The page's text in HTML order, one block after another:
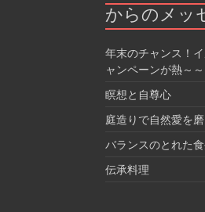
からのメッ
年末のチャンス！
ャンペーンが熱～～
瞑想と自尊心
庭造りで自然愛を磨
バランスのとれた
伝承料理